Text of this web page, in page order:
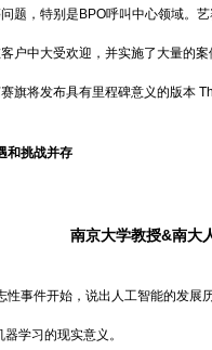
题，特别是BPO呼叫中心领域。
户中大受欢迎，并实施了大量的
旗将发布具有里程碑意义的版本
挑战并存
南京大学教授&南大
性事件开始，说出人工智能的发展
学习的现实意义。